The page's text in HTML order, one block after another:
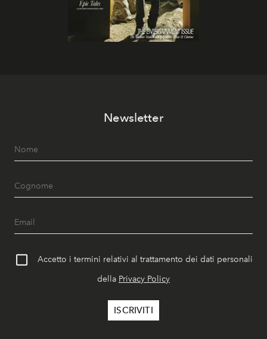
Newsletter
Accetto i termini relativi al trattamento dei dati personali
della Privacy Policy